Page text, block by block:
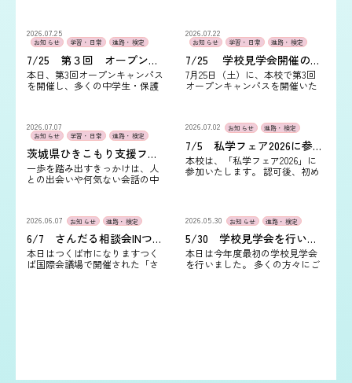
上げます。たく…
そんな思いを…
2026.07.25
お知らせ 学習・日常 進路・検定
7/25 第３回 オープンキャンパス開催
本日、第3回オープンキャンパス
を開催し、多くの中学生・保護
した。 開校から…
2026.07.22
お知らせ 学習・日常 進路・検定
7/25 学校見学会開催のお知らせ
7月25日（土）に、本校で第3回
オープンキャンパスを開催いた
まで開催し…
2026.07.07
お知らせ 学習・日常 進路・検定
茨城県ひきこもり支援フォーラム参加について
一歩を踏み出すきっかけは、人
との出会いや何気ない会話の中
に参加いたしま…
2026.07.02 お知らせ 進路・検定
7/5 私学フェア2026に参加します。
本校は、「私学フェア2026」に
参加いたします。 認可後、初め
介いたしま…
2026.06.07 お知らせ 進路・検定
6/7 さんだる相談会INつくばに参加してきました。
本日はつくば市になりますつく
ば国際会議場で開催された「さ
2026.05.30 お知らせ 進路・検定
5/30 学校見学会を行いました。
本日は今年度最初の学校見学会
を行いました。 多くの方々にご